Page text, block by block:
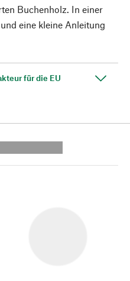
Buchenholz. In einer
eine kleine Anleitung
für die EU